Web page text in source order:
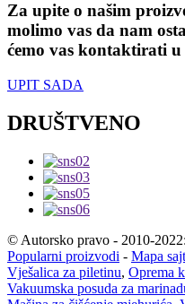
Za upite o našim
molimo vas da nam
ćemo vas kontaktirati
UPIT SADA
DRUŠTVENO
© Autorsko pravo - 2010-
Popularni proizvodi - Mapa
Vješalica za piletinu, Oprema
Vakuumska posuda za